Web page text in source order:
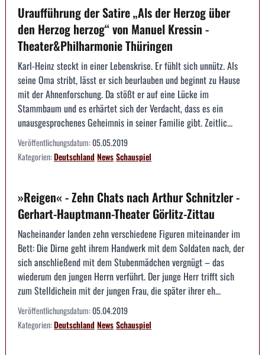
Uraufführung der Satire „Als der Herzog über
den Herzog herzog“ von Manuel Kressin -
Theater&Philharmonie Thüringen
Karl-Heinz steckt in einer Lebenskrise. Er fühlt sich unnütz. Als
seine Oma stribt, lässt er sich beurlauben und beginnt zu Hause
mit der Ahnenforschung. Da stößt er auf eine Lücke im
Stammbaum und es erhärtet sich der Verdacht, dass es ein
unausgesprochenes Geheimnis in seiner Familie gibt. Zeitlic...
Veröffentlichungsdatum:05.05.2019
Kategorien:DeutschlandNewsSchauspiel
»Reigen« - Zehn Chats nach Arthur Schnitzler -
Gerhart-Hauptmann-Theater Görlitz-Zittau
Nacheinander landen zehn verschiedene Figuren miteinander im
Bett: Die Dirne geht ihrem Handwerk mit dem Soldaten nach, der
sich anschließend mit dem Stubenmädchen vergnügt – das
wiederum den jungen Herrn verführt. Der junge Herr trifft sich
zum Stelldichein mit der jungen Frau, die später ihrer eh...
Veröffentlichungsdatum:05.04.2019
Kategorien:DeutschlandNewsSchauspiel